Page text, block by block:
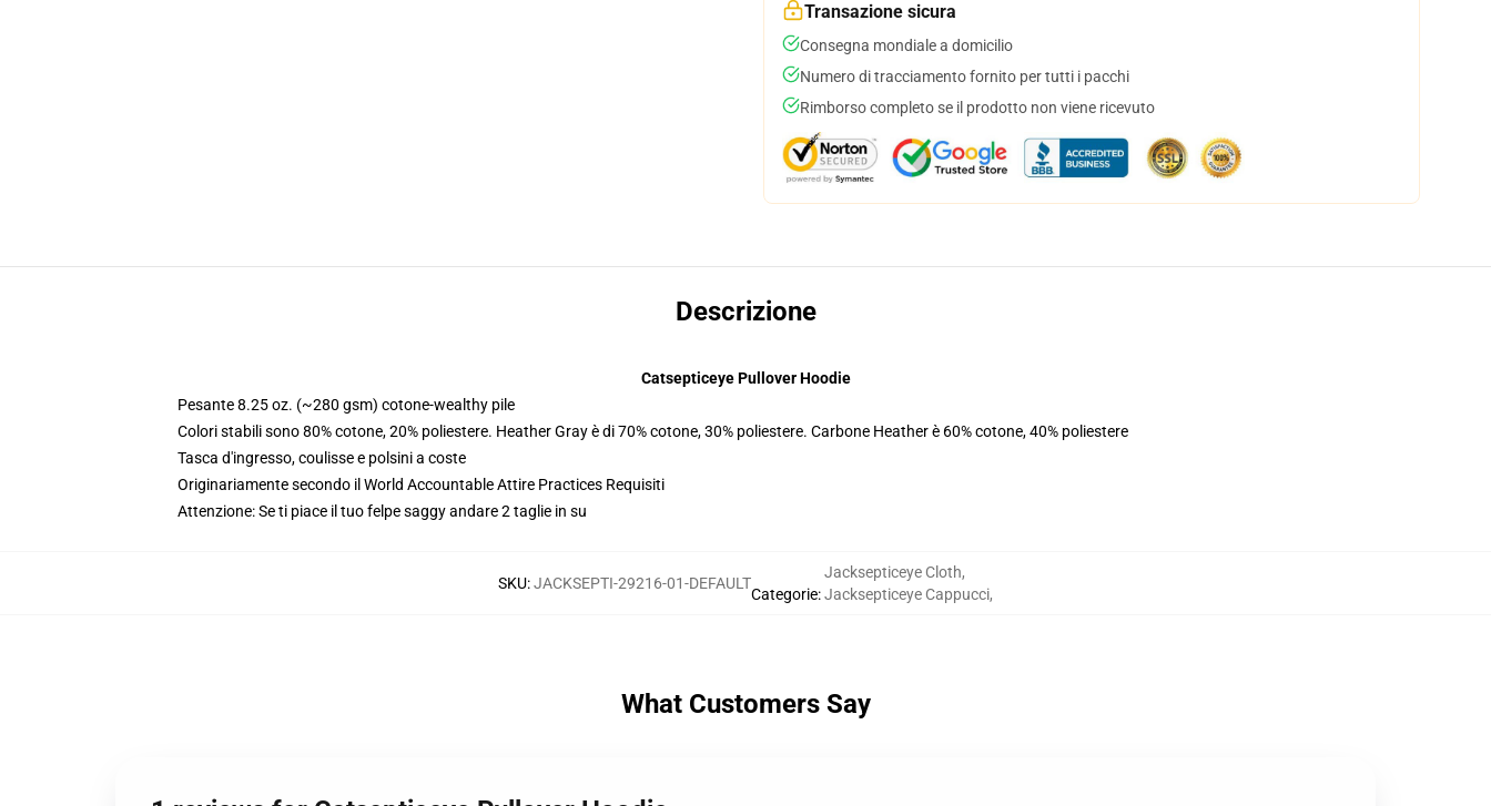
Transazione sicura
Consegna mondiale a domicilio
Numero di tracciamento fornito per tutti i pacchi
Rimborso completo se il prodotto non viene ricevuto
Descrizione
Catsepticeye Pullover Hoodie
Pesante 8.25 oz. (~280 gsm) cotone-wealthy pile
Colori stabili sono 80% cotone, 20% poliestere. Heather Gray è di 70% cotone, 30% poliestere. Carbone Heather è 60% cotone, 40% poliestere
Tasca d'ingresso, coulisse e polsini a coste
Originariamente secondo il World Accountable Attire Practices Requisiti
Attenzione: Se ti piace il tuo felpe saggy andare 2 taglie in su
SKU:JACKSEPTI-29216-01-DEFAULT
Categorie:
Jacksepticeye Cloth,
Jacksepticeye Cappucci,
What Customers Say